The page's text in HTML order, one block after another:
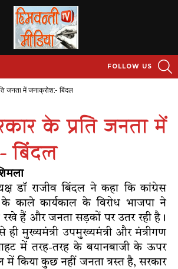
FOLLOW US
जनता में जनाक्रोश:- बिंदल
के प्रति जनता में
बिंदल
डॉ राजीव बिंदल ने कहा कि कांग्रेस
के काले कार्यकाल के विरोध भाजपा ने
हैं और जनता सड़कों पर उतर रही है।
ही मुख्यमंत्री उपमुख्यमंत्री और मंत्रीगण
में तरह-तरह के बयानबाजी के ऊपर
में किया कुछ नहीं जनता त्रस्त है, सरकार